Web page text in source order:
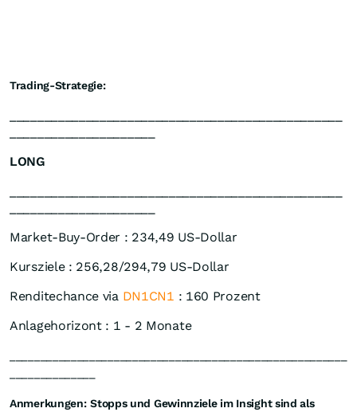
Trading-Strategie:
LONG
Market-Buy-Order : 234,49 US-Dollar
Kursziele : 256,28/294,79 US-Dollar
Renditechance via DN1CN1 : 160 Prozent
Anlagehorizont : 1 - 2 Monate
Anmerkungen: Stopps und Gewinnziele im Insight sind als